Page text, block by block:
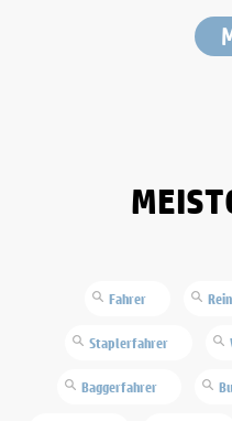
Fahrer
Staplerfahrer
Baggerfahrer